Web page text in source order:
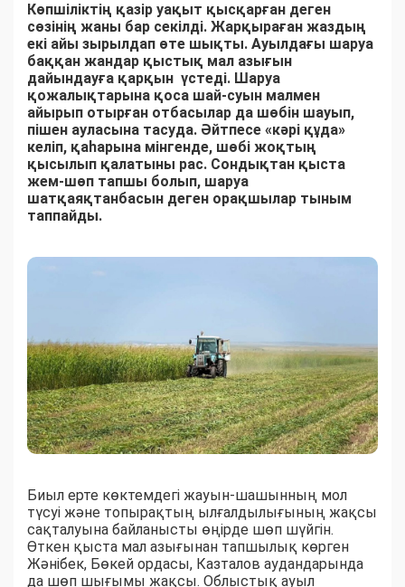
Көпшіліктің қазір уақыт қысқарған деген
сөзінің жаны бар секілді. Жарқыраған жаздың
екі айы зырылдап өте шықты. Ауылдағы шаруа
баққан жандар қыстық мал азығын
дайындауға қарқын үстеді. Шаруа
қожалықтарына қоса шай-суын малмен
айырып отырған отбасылар да шөбін шауып,
пішен ауласына тасуда. Әйтпесе «кәрі құда»
келіп, қаһарына мінгенде, шөбі жоқтың
қысылып қалатыны рас. Сондықтан қыста
жем-шөп тапшы болып, шаруа
шатқаяқтанбасын деген орақшылар тыным
таппайды.
Биыл ерте көктемдегі жауын-шашынның мол
түсуі және топырақтың ылғалдылығының жақсы
сақталуына байланысты өңірде шөп шүйгін.
Өткен қыста мал азығынан тапшылық көрген
Жәнібек, Бөкей ордасы, Казталов аудандарында
да шөп шығымы жақсы. Облыстық ауыл